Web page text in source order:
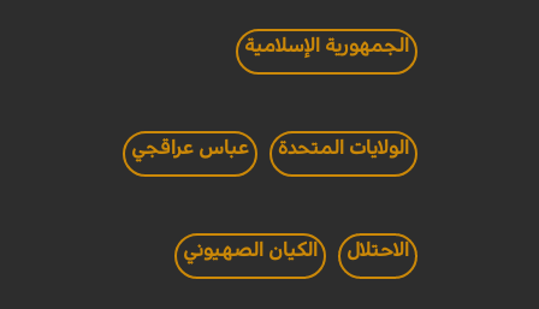
الجمهورية الإسلامية
الولايات المتحدة عباس عراقجي
الاحتلال الكيان الصهيوني